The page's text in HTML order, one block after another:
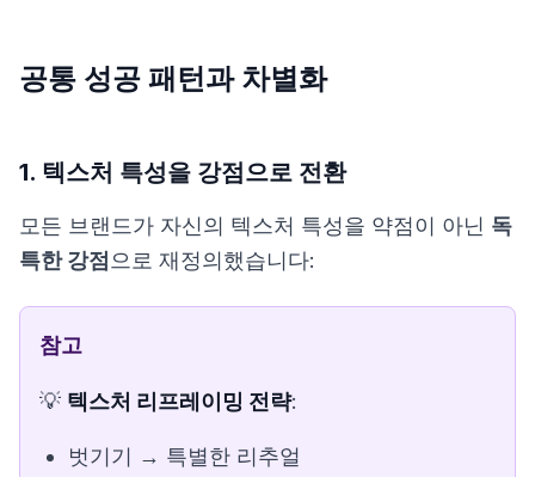
공통 성공 패턴과 차별화
1. 텍스처 특성을 강점으로 전환
모든 브랜드가 자신의 텍스처 특성을 약점이 아닌 독
특한 강점 으로 재정의했습니다:
참고
💡 텍스처 리프레이밍 전략:
벗기기 → 특별한 리추얼